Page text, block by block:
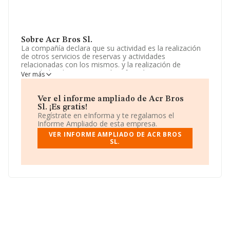
Sobre Acr Bros Sl.
La compañía declara que su actividad es la realización
de otros servicios de reservas y actividades
relacionadas con los mismos. y la realización de
actividades de programación informática. La empresa
está registrada como Sociedad Limitada. Clasifica su
actividad de importación y/o exportación.
La sociedad españolaAcr Bros S.L, con número de
identificación fiscal B56959646, se encuentra en
Avenida Carmen núm. 102, (03350), Cox, en Alicante,
Comunidad Valenciana.
sobre 23.195 compañías, en el ámbito nacional la
Ver más
Ver el informe ampliado de Acr Bros
Sl. ¡Es gratis!
Regístrate en eInforma y te regalamos el
Informe Ampliado de esta empresa.
VER INFORME AMPLIADO DE ACR BROS
SL.